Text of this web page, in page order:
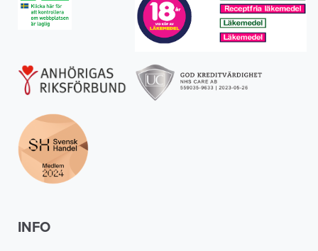
INFO